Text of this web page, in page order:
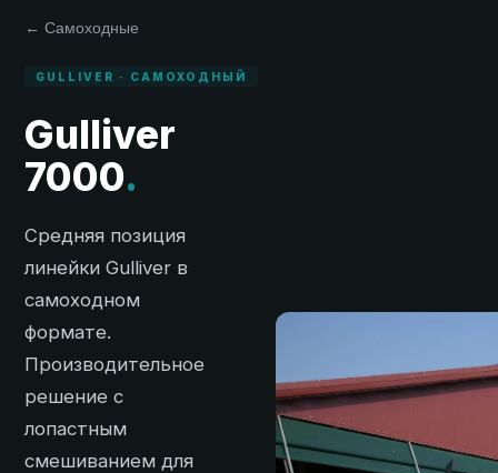
← Самоходные
GULLIVER · САМОХОДНЫЙ
Gulliver
7000.
Средняя позиция
линейки Gulliver в
самоходном
формате.
Производительное
решение с
лопастным
смешиванием для